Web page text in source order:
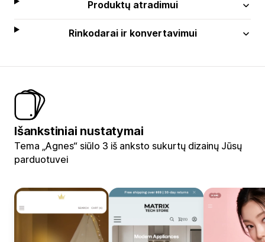
Produktų atradimui
Rinkodarai ir konvertavimui
Išankstiniai nustatymai
Tema „Agnes“ siūlo 3 iš anksto sukurtų dizainų Jūsų
parduotuvei